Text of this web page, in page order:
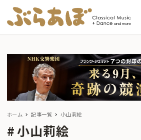
ホーム 記事一覧 小山莉絵
小山莉絵